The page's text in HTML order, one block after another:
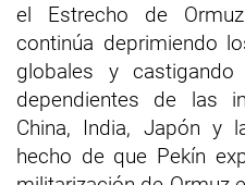
el Estrecho de
continúa deprimiendo
globales y
dependientes de las
China, India, Japón y
hecho de que Pekín